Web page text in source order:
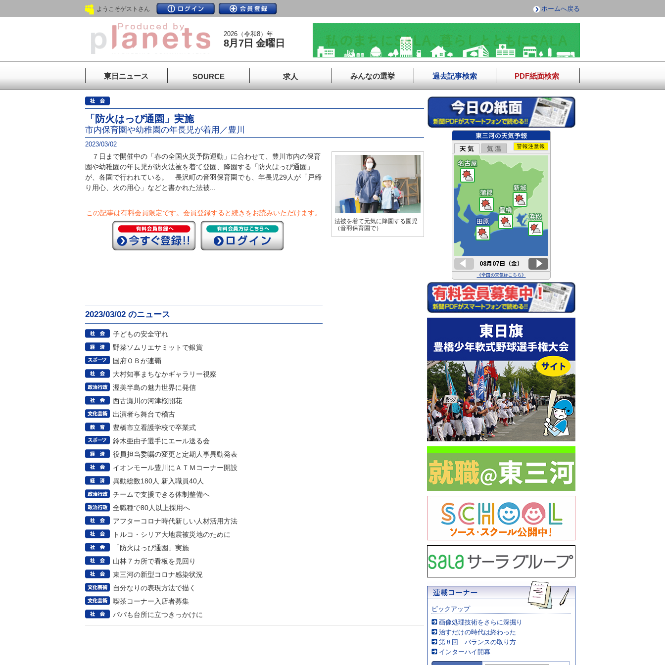
ようこそゲストさん ホームへ戻る
2026（令和8）年
8月7日 金曜日
東日ニュース SOURCE 求人 みんなの選挙 過去記事検索 PDF紙面検索
「防火はっぴ通園」実施
市内保育園や幼稚園の年長児が着用／豊川
2023/03/02
７日まで開催中の「春の全国火災予防運動」に合わせて、豊川市内の保育
園や幼稚園の年長児が防火法被を着て登園、降園する「防火はっぴ通園」
が、各園で行われている。 長沢町の音羽保育園でも、年長児29人が「戸締
り用心、火の用心」などと書かれた法被...
この記事は有料会員限定です。 会員登録すると続きをお読みいただけます。
2023/03/02 のニュース
子どもの安全守れ
野菜ソムリエサミットで銀賞
国府ＯＢが連覇
大村知事まちなかギャラリー視察
渥美半島の魅力世界に発信
西古瀬川の河津桜開花
出演者ら舞台で稽古
豊橋市立看護学校で卒業式
鈴木亜由子選手にエール送る会
役員担当委嘱の変更と定期人事異動発表
イオンモール豊川にＡＴＭコーナー開設
異動総数180人 新入職員40人
チームで支援できる体制整備へ
全職種で80人以上採用へ
アフターコロナ時代新しい人材活用方法
トルコ・シリア大地震被災地のために
「防火はっぴ通園」実施
山林７カ所で看板を見回り
東三河の新型コロナ感染状況
自分なりの表現方法で描く
喫茶コーナー入店者募集
パパも台所に立つきっかけに
法被を着て元気に降園する園児
（音羽保育園で）
ピックアップ
画像処理技術をさらに深掘り
治すだけの時代は終わった
第８回 バランスの取り方
インターハイ開幕